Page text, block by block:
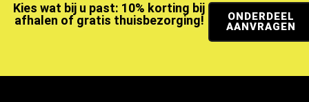
Kies wat bij u past: 10% korting bij
afhalen of gratis thuisbezorging!
ONDERDEEL
AANVRAGEN